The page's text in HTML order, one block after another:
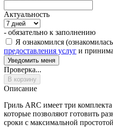
Актуальность
- обязательно к заполнению
Я ознакомился
предоставления услуг и
Проверка...
В корзину
Описание
Гриль ARC имеет три
которые позволяют готовить
сроки с максимальной